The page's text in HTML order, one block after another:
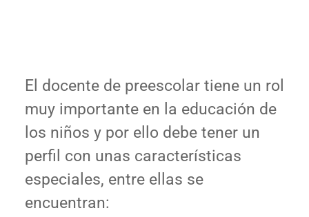
El docente de preescolar tiene un rol
muy importante en la educación de
los niños y por ello debe tener un
perfil con unas características
especiales, entre ellas se
encuentran: